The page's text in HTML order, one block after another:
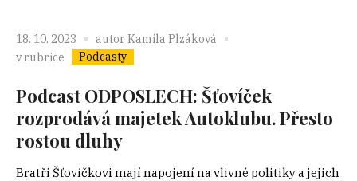
18. 10. 2023 autor Kamila Plzáková
v rubrice
Podcasty
Podcast ODPOSLECH: Šťovíček
rozprodává majetek Autoklubu. Přesto
rostou dluhy
Bratři Šťovíčkovi mají napojení na vlivné politiky a jejich